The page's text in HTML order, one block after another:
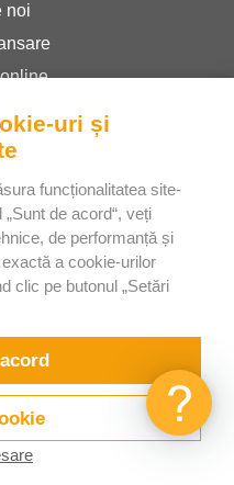
noi
s.r.o.
484/1a
8 – Liben
uri și
funcționalitatea site-
de acord“, veți
de performanță și
a cookie-urilor
clic pe butonul „Setări